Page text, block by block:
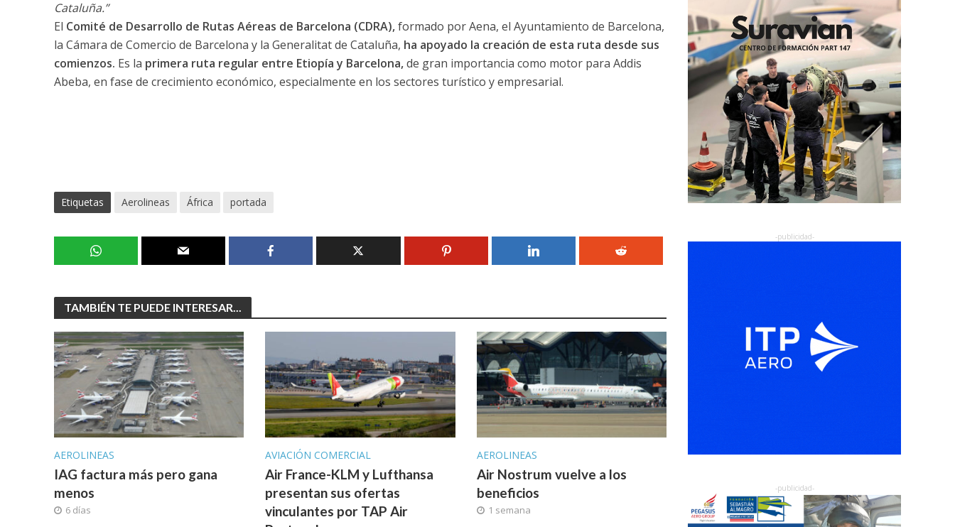
Cataluña.”
El Comité de Desarrollo de Rutas Aéreas de Barcelona (CDRA),formado por Aena, el Ayuntamiento de Barcelona,
la Cámara de Comercio de Barcelona y la Generalitat de Cataluña, ha apoyado la creación de esta ruta desde sus
comienzos. Es la primera ruta regular entre Etiopía y Barcelona,de gran importancia como motor para Addis
Abeba, en fase de crecimiento económico, especialmente en los sectores turístico y empresarial.
Etiquetas Aerolineas África portada
TAMBIÉN TE PUEDE INTERESAR...
AEROLINEAS
IAG factura más pero gana
menos
6 días
AVIACIÓN COMERCIAL
Air France-KLM y Lufthansa
presentan sus ofertas
vinculantes por TAP Air
AEROLINEAS
Air Nostrum vuelve a los
beneficios
1 semana